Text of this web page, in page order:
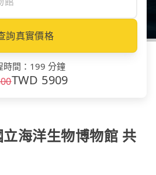
詢真實價格
時間 ： 199 分鐘
TWD 5909
海洋生物博物館 共